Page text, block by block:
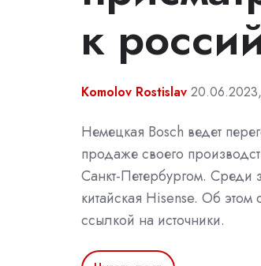
к
Komolov Rostislav
Немецкая Bosch ведет
продаже своего
Санкт-Петербургом. Среди
китайская Hisense. Об
ссылкой на источники.